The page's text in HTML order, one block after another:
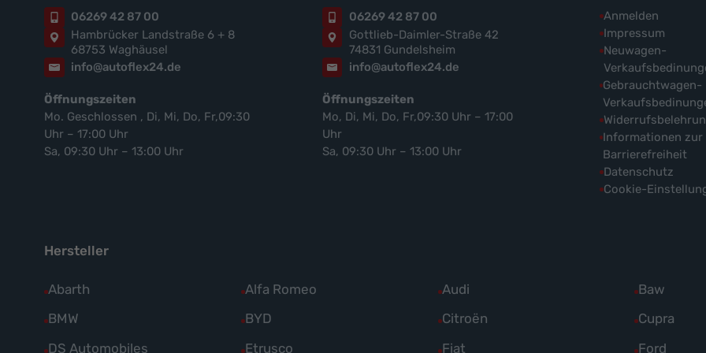
06269 42 87 00
Hambrücker Landstraße 6 + 8
68753 Waghäusel
info@autoflex24.de
Öffnungszeiten
Mo. Geschlossen , Di, Mi, Do, Fr,09:30
Uhr – 17:00 Uhr
Sa, 09:30 Uhr – 13:00 Uhr
06269 42 87 00
Gottlieb-Daimler-Straße 42
74831 Gundelsheim
info@autoflex24.de
Öffnungszeiten
Mo, Di, Mi, Do, Fr,09:30 Uhr – 17:00
Uhr
Sa, 09:30 Uhr – 13:00 Uhr
Anmelden
Impressum
Neuwagen-
Gebrauchtwagen-
Informationen zur
Barrierefreiheit
Datenschutz
Cookie-
Hersteller
Abarth
Alle
Fahrzeuge
Alfa Romeo
Alle
Fahrzeuge
Audi
Alle
Fahrzeuge
Baw
Alle
Fahrzeuge
BMW
Alle
Fahrzeuge
BYD
Alle
Fahrzeuge
Citroën
Alle
Fahrzeuge
Cupra
Alle
Fahrzeuge
DS Automobiles
Alle
Etrusco
Alle
Fiat
Alle
Ford
Alle